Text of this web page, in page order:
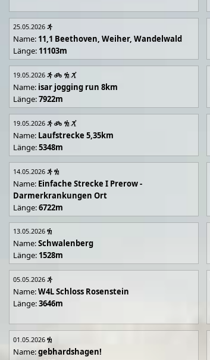
25.05.2026
Name: 11,1 Beethoven, Weiher, Wandelwald
Länge: 11103m
19.05.2026
Name: isar jogging run 8km
Länge:7922m
19.05.2026
Name: Laufstrecke 5,35km
Länge:5348m
14.05.2026
Name: Einfache Strecke I Prerow -
Darmerkrankungen Ort
Länge:6722m
13.05.2026
Name:Schwalenberg
Länge: 1528m
05.05.2026
Name:W4L Schloss Rosenstein
Länge:3646m
01.05.2026
Name:gebhardshagen!